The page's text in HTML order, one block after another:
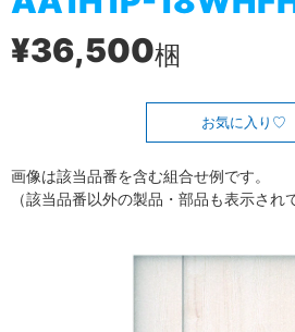
¥36,500梱
お気に入り
画像は該当品番を含む組合せ例です。
（該当品番以外の製品・部品も表示され